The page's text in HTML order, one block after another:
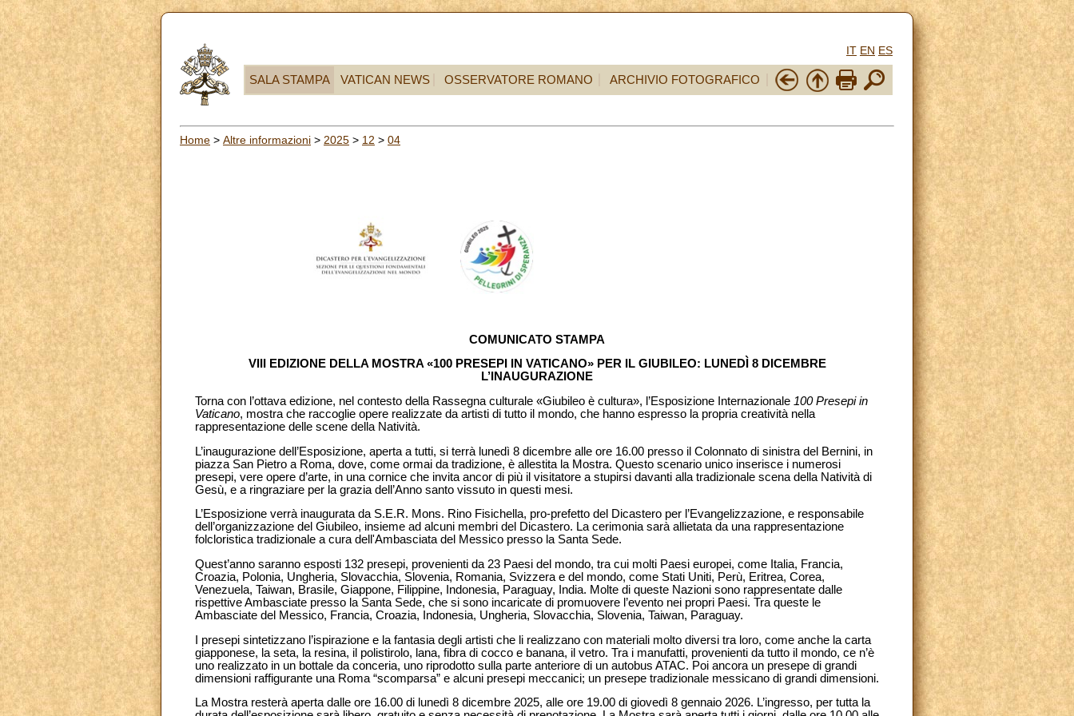
IT EN ES
SALA STAMPA VATICAN NEWS OSSERVATORE ROMANO ARCHIVIO FOTOGRAFICO
Home > Altre informazioni > 2025 > 12 > 04
COMUNICATO STAMPA
VIII EDIZIONE DELLA MOSTRA «100 PRESEPI IN VATICANO» PER IL GIUBILEO: LUNEDÌ 8 DICEMBRE
L’INAUGURAZIONE
Torna con l’ottava edizione, nel contesto della Rassegna culturale «Giubileo è cultura», l’Esposizione Internazionale 100 Presepi in
Vaticano, mostra che raccoglie opere realizzate da artisti di tutto il mondo, che hanno espresso la propria creatività nella
rappresentazione delle scene della Natività.
L’inaugurazione dell’Esposizione, aperta a tutti, si terrà lunedì 8 dicembre alle ore 16.00 presso il Colonnato di sinistra del Bernini, in
piazza San Pietro a Roma, dove, come ormai da tradizione, è allestita la Mostra. Questo scenario unico inserisce i numerosi
presepi, vere opere d’arte, in una cornice che invita ancor di più il visitatore a stupirsi davanti alla tradizionale scena della Natività di
Gesù, e a ringraziare per la grazia dell’Anno santo vissuto in questi mesi.
L’Esposizione verrà inaugurata da S.E.R. Mons. Rino Fisichella, pro-prefetto del Dicastero per l’Evangelizzazione, e responsabile
dell’organizzazione del Giubileo, insieme ad alcuni membri del Dicastero. La cerimonia sarà allietata da una rappresentazione
folcloristica tradizionale a cura dell'Ambasciata del Messico presso la Santa Sede.
Quest’anno saranno esposti 132 presepi, provenienti da 23 Paesi del mondo, tra cui molti Paesi europei, come Italia, Francia,
Croazia, Polonia, Ungheria, Slovacchia, Slovenia, Romania, Svizzera e del mondo, come Stati Uniti, Perù, Eritrea, Corea,
Venezuela, Taiwan, Brasile, Giappone, Filippine, Indonesia, Paraguay, India. Molte di queste Nazioni sono rappresentate dalle
rispettive Ambasciate presso la Santa Sede, che si sono incaricate di promuovere l’evento nei propri Paesi. Tra queste le
Ambasciate del Messico, Francia, Croazia, Indonesia, Ungheria, Slovacchia, Slovenia, Taiwan, Paraguay.
I presepi sintetizzano l’ispirazione e la fantasia degli artisti che li realizzano con materiali molto diversi tra loro, come anche la carta
giapponese, la seta, la resina, il polistirolo, lana, fibra di cocco e banana, il vetro. Tra i manufatti, provenienti da tutto il mondo, ce n’è
uno realizzato in un bottale da conceria, uno riprodotto sulla parte anteriore di un autobus ATAC. Poi ancora un presepe di grandi
dimensioni raffigurante una Roma “scomparsa” e alcuni presepi meccanici; un presepe tradizionale messicano di grandi dimensioni.
La Mostra resterà aperta dalle ore 16.00 di lunedì 8 dicembre 2025, alle ore 19.00 di giovedì 8 gennaio 2026. L’ingresso, per tutta la